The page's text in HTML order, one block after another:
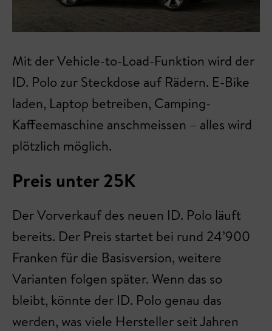
Mit der Vehicle-to-Load-Funktion wird der
ID. Polo zur Steckdose auf Rädern. E-Bike
laden, Laptop betreiben, Camping-
Kaffeemaschine anschmeissen – alles wird
plötzlich möglich.
Preis unter 25K
Der Vorverkauf des neuen ID. Polo läuft
bereits. Der Preis startet bei rund 24’900
Franken für die Basisversion, weitere
Varianten folgen später. Wenn das so
bleibt, könnte der ID. Polo genau das
werden, was viele Hersteller seit Jahren